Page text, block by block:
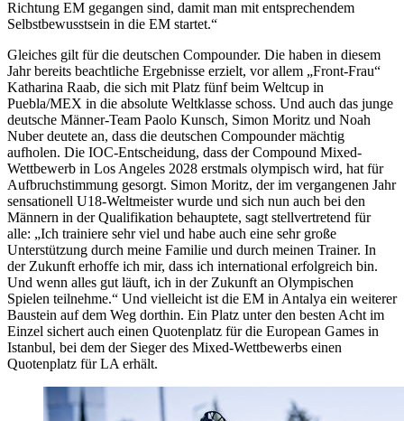
Richtung EM gegangen sind, damit man mit entsprechendem
Selbstbewusstsein in die EM startet.“
Gleiches gilt für die deutschen Compounder. Die haben in diesem
Jahr bereits beachtliche Ergebnisse erzielt, vor allem „Front-Frau“
Katharina Raab, die sich mit Platz fünf beim Weltcup in
Puebla/MEX in die absolute Weltklasse schoss. Und auch das junge
deutsche Männer-Team Paolo Kunsch, Simon Moritz und Noah
Nuber deutete an, dass die deutschen Compounder mächtig
aufholen. Die IOC-Entscheidung, dass der Compound Mixed-
Wettbewerb in Los Angeles 2028 erstmals olympisch wird, hat für
Aufbruchstimmung gesorgt. Simon Moritz, der im vergangenen Jahr
sensationell U18-Weltmeister wurde und sich nun auch bei den
Männern in der Qualifikation behauptete, sagt stellvertretend für
alle: „Ich trainiere sehr viel und habe auch eine sehr große
Unterstützung durch meine Familie und durch meinen Trainer. In
der Zukunft erhoffe ich mir, dass ich international erfolgreich bin.
Und wenn alles gut läuft, ich in der Zukunft an Olympischen
Spielen teilnehme.“ Und vielleicht ist die EM in Antalya ein weiterer
Baustein auf dem Weg dorthin. Ein Platz unter den besten Acht im
Einzel sichert auch einen Quotenplatz für die European Games in
Istanbul, bei dem der Sieger des Mixed-Wettbewerbs einen
Quotenplatz für LA erhält.